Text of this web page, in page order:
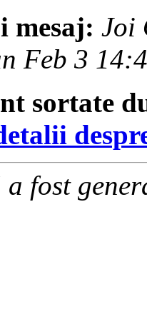
mesaj: Joi
Feb 3
sortate
a fost